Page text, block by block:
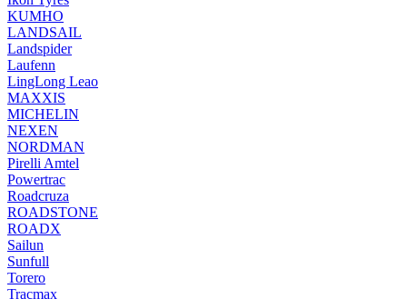
KUMHO
LANDSAIL
Landspider
Laufenn
LingLong Leao
MAXXIS
MICHELIN
NEXEN
NORDMAN
Pirelli Amtel
Powertrac
Roadcruza
ROADSTONE
ROADX
Sailun
Sunfull
Torero
Tracmax